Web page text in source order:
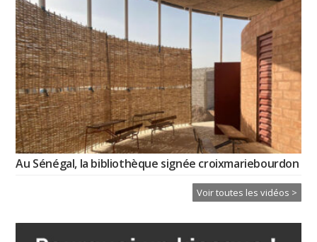
Au Sénégal, la bibliothèque signée croixmariebourdon
Voir toutes les vidéos >